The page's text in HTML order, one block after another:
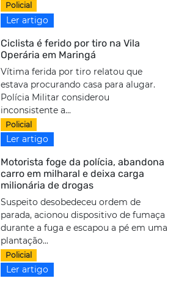
Policial
Ler artigo
Ciclista é ferido por tiro na Vila
Operária em Maringá
Vítima ferida por tiro relatou que
estava procurando casa para alugar.
Polícia Militar considerou
inconsistente a...
Policial
Ler artigo
Motorista foge da polícia, abandona
carro em milharal e deixa carga
milionária de drogas
Suspeito desobedeceu ordem de
parada, acionou dispositivo de fumaça
durante a fuga e escapou a pé em uma
plantação...
Policial
Ler artigo